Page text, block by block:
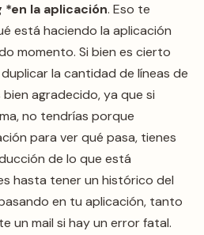
la aplicación. Eso te
está haciendo la aplicación
momento. Si bien es cierto
la cantidad de líneas de
agradecido, ya que si
no tendrías porque
para ver qué pasa, tienes
de lo que está
hasta tener un histórico del
en tu aplicación, tanto
un mail si hay un error fatal.